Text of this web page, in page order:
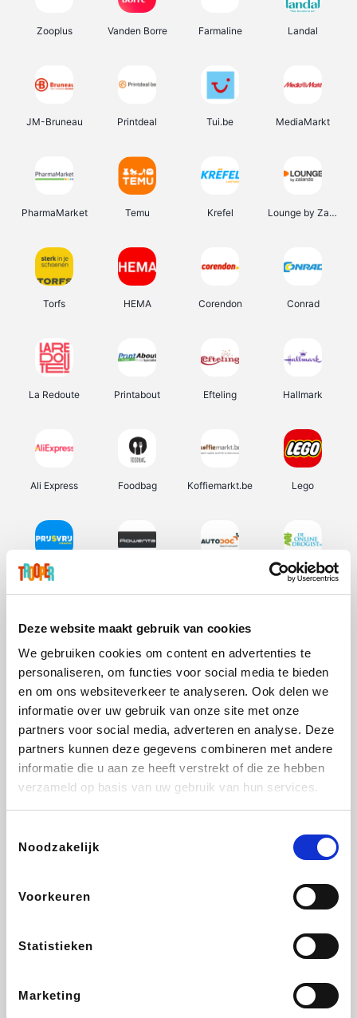
Deze website maakt gebruik van cookies
We gebruiken cookies om content en advertenties te
personaliseren, om functies voor social media te bieden
en om ons websiteverkeer te analyseren. Ook delen we
informatie over uw gebruik van onze site met onze
partners voor social media, adverteren en analyse. Deze
partners kunnen deze gegevens combineren met andere
informatie die u aan ze heeft verstrekt of die ze hebben
verzameld op basis van uw gebruik van hun services.
Noodzakelijk
Voorkeuren
Statistieken
Marketing
Zooplus Vanden Borre Farmaline Landal
JM-Bruneau Printdeal Tui.be MediaMarkt
PharmaMarket Temu Krefel Lounge by Zalando
Torfs HEMA Corendon Conrad
La Redoute Printabout Efteling Hallmark
Ali Express Foodbag Koffiemarkt.be Lego
Prijsvrij De Online Drogist
Vidaxl Lampenlicht.be Plopsa Adidas
All Accor
DectDirect
SupraBazar